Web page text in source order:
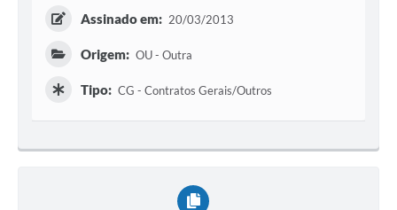
Assinado em: 20/03/2013
Origem: OU - Outra
Tipo: CG - Contratos Gerais/Outros